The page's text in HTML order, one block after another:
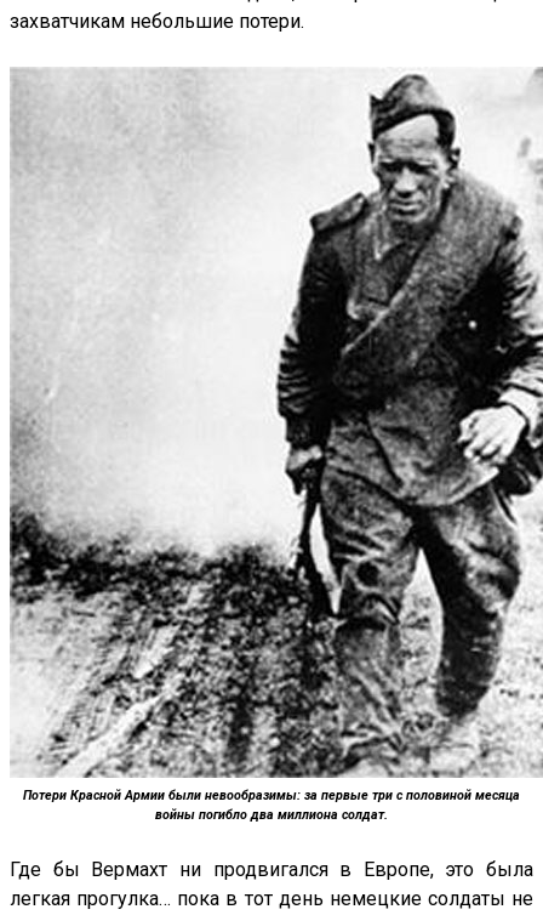
захватчикам небольшие потери.
Потери Красной Армии были невообразимы: за первые три с половиной месяца
войны погибло два миллиона солдат.
Где бы Вермахт ни продвигался в Европе, это была
легкая прогулка… пока в тот день немецкие солдаты не